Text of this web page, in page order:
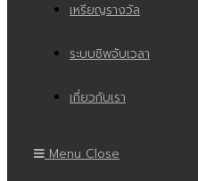
เหรียญรางวัล
ระบบชิพจับเวลา
เกี่ยวกับเรา
Menu Close